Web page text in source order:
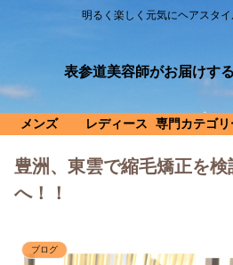
明るく楽しく元気にヘアスタ
表参道美容師がお届けす
メンズ レディース 専門カテゴリ
豊洲、東雲で縮毛矯正を
へ！！
ブログ